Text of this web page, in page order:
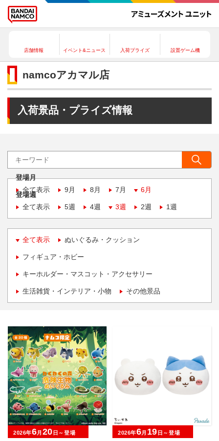
店舗情報 イベント&ニュース 入荷プライズ 設置ゲーム機
namcoアカマル店
入荷景品・プライズ情報
登場月
全て表示
9月 8月 7月 6月
登場週
全て表示
5週 4週 3週 2週 1週
全て表示 ぬいぐるみ・クッション
フィギュア・ホビー
キーホルダー・マスコット・アクセサリー
生活雑貨・インテリア・小物 その他景品
2026年6月 20 日～登場 2026年6月 19 日～登場